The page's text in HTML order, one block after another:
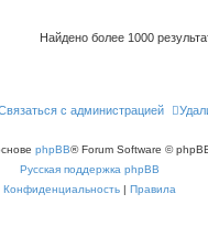
Найдено более 1000
с администрацией
phpBB® Forum Software ©
Русская поддержка phpBB
Конфиденциальность | Правила